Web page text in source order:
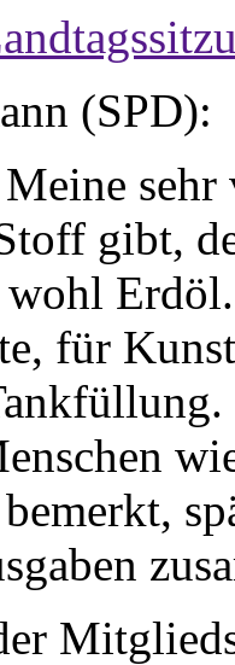
(SPD):
gibt,
für